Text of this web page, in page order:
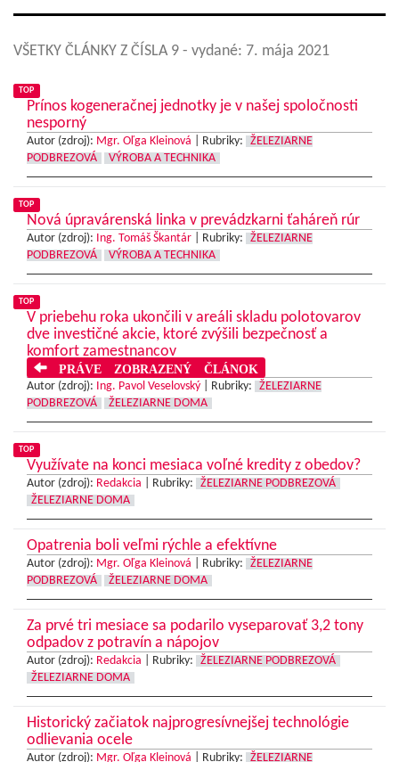
VŠETKY ČLÁNKY Z ČÍSLA 9 - vydané: 7. mája 2021
TOP
Prínos kogeneračnej jednotky je v našej spoločnosti
nesporný
Autor (zdroj): Mgr. Oľga Kleinová Rubriky:
ŽELEZIARNE
PODBREZOVÁ
VÝROBA A TECHNIKA
TOP
Nová úpravárenská linka v prevádzkarni ťaháreň rúr
Autor (zdroj): Ing. Tomáš Škantár Rubriky:
ŽELEZIARNE
PODBREZOVÁ
VÝROBA A TECHNIKA
TOP
V priebehu roka ukončili v areáli skladu polotovarov
dve investičné akcie, ktoré zvýšili bezpečnosť a
komfort zamestnancov
PRÁVE ZOBRAZENÝ ČLÁNOK
Autor (zdroj): Ing. Pavol Veselovský Rubriky:
ŽELEZIARNE
PODBREZOVÁ
ŽELEZIARNE DOMA
TOP
Využívate na konci mesiaca voľné kredity z obedov?
Autor (zdroj): Redakcia Rubriky:
ŽELEZIARNE PODBREZOVÁ
ŽELEZIARNE DOMA
Opatrenia boli veľmi rýchle a efektívne
Autor (zdroj): Mgr. Oľga Kleinová Rubriky:
ŽELEZIARNE
PODBREZOVÁ
ŽELEZIARNE DOMA
Za prvé tri mesiace sa podarilo vyseparovať 3,2 tony
odpadov z potravín a nápojov
Autor (zdroj): Redakcia Rubriky:
ŽELEZIARNE PODBREZOVÁ
ŽELEZIARNE DOMA
Historický začiatok najprogresívnejšej technológie
odlievania ocele
Autor (zdroj): Mgr. Oľga Kleinová Rubriky: ŽELEZIARNE